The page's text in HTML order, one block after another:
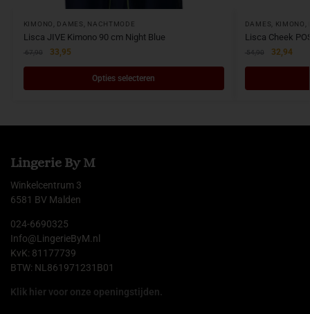
KIMONO DAMES NACHTMODE
Lisca JIVE Kimono 90 cm Night Blue
67,90 33,95
Opties selecteren
DAMES KIMONO
Lisca Cheek
54,90 32,94
Lingerie By M
Winkelcentrum 3
6581 BV Malden
024-6690325
Info@LingerieByM.nl
KvK: 81177739
BTW: NL861971231B01
Klik hier voor onze openingstijden.